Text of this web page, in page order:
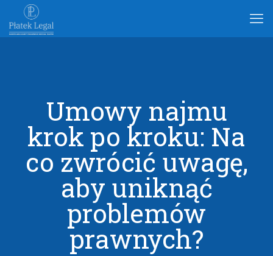
Umowy najmu
krok po kroku: Na
co zwrócić uwagę,
aby uniknąć
problemów
prawnych?